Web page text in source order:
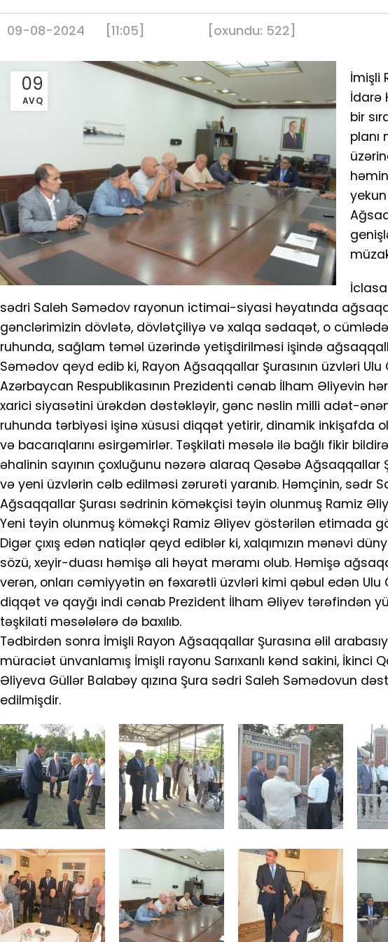
09-08-2024 [11:05] [oxundu: 522]
09
AVQ
İmişli
İdarə
bir
planı
sədri Saleh Səmədov rayonun ictimai-siyasi həyatında
gənclərimizin dövlətə, dövlətçiliyə və xalqa sədaqət, o
ruhunda, sağlam təməl üzərində yetişdirilməsi işində
Səmədov qeyd edib ki, Rayon Ağsaqqallar Şurasının üzvləri
Azərbaycan Respublikasının Prezidenti cənab İlham Əliyevin
xarici siyasətini ürəkdən dəstəkləyir, gənc nəslin milli adət-
ruhunda tərbiyəsi işinə xüsusi diqqət yetirir, dinamik inkişafda
və bacarıqlarını əsirgəmirlər. Təşkilati məsələ ilə bağlı fikir
əhalinin sayının çoxluğunu nəzərə alaraq Qəsəbə Ağsaqqallar
və yeni üzvlərin cəlb edilməsi zərurəti yaranıb. Həmçinin, sədr
Ağsaqqallar Şurası sədrinin köməkçisi təyin olunmuş Ramiz
Yeni təyin olunmuş köməkçi Ramiz Əliyev göstərilən etimada
Digər çıxış edən natiqlər qeyd ediblər ki, xalqımızın mənəvi
sözü, xeyir-duası həmişə ali həyat məramı olub. Həmişə
verən, onları cəmiyyətin ən fəxarətli üzvləri kimi qəbul edən
diqqət və qayğı indi cənab Prezident İlham Əliyev tərəfindən
təşkilati məsələlərə də baxılıb.
Tədbirdən sonra İmişli Rayon Ağsaqqallar Şurasına əlil
müraciət ünvanlamış İmişli rayonu Sarıxanlı kənd sakini, İkinci
Əliyeva Güllər Balabəy qızına Şura sədri Saleh Səmədovun
edilmişdir.